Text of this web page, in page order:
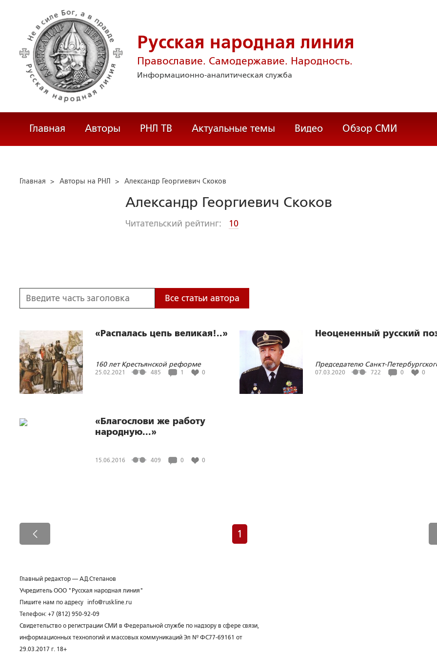
Русская народная линия
Православие. Самодержавие. Народность.
Информационно-аналитическая служба
Главная Авторы РНЛ ТВ Актуальные темы Видео Обзор СМИ
Главная > Авторы на РНЛ > Александр Георгиевич Скоков
Александр Георгиевич Скоков
Читательский рейтинг: 10
Все статьи автора
«Распалась цепь великая!..»
160 лет Крестьянской реформе
Александра II
25.02.2021 485 1 0
Неоцененный русский
Председателю Санкт-
отделения Союза писателей России
07.03.2020 722 0 0
«Благослови же работу
народную...»
15.06.2016 409 0 0
1
Главный редактор — А.Д.Степанов
Учредитель ООО "Русская народная линия"
Пишите нам по адресу
info@ruskline.ru
Телефон: +7 (812) 950-92-09
Свидетельство о регистрации СМИ в Федеральной службе по надзору в сфере связи,
информационных технологий и массовых коммуникаций Эл № ФС77-69161 от
29.03.2017 г. 18+